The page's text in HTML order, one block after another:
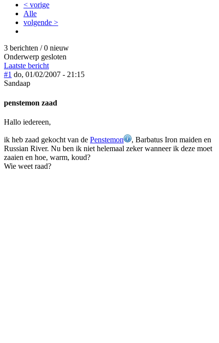
< vorige
Alle
volgende >
3 berichten / 0 nieuw
Onderwerp gesloten
Laatste bericht
#1 do, 01/02/2007 - 21:15
Sandaap
penstemon zaad
Hallo iedereen,
ik heb zaad gekocht van de Penstemon
, Barbatus Iron maiden en
Russian River. Nu ben ik niet helemaal zeker wanneer ik deze moet
zaaien en hoe, warm, koud?
Wie weet raad?